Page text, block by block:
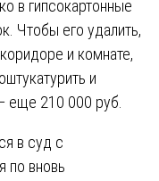
в гипсокартонные
Чтобы его удалить,
и комнате,
и
еще 210 000 руб.
в суд с
по вновь